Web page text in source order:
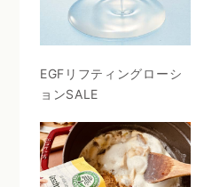
EGFリフティングローシ
ョンSALE